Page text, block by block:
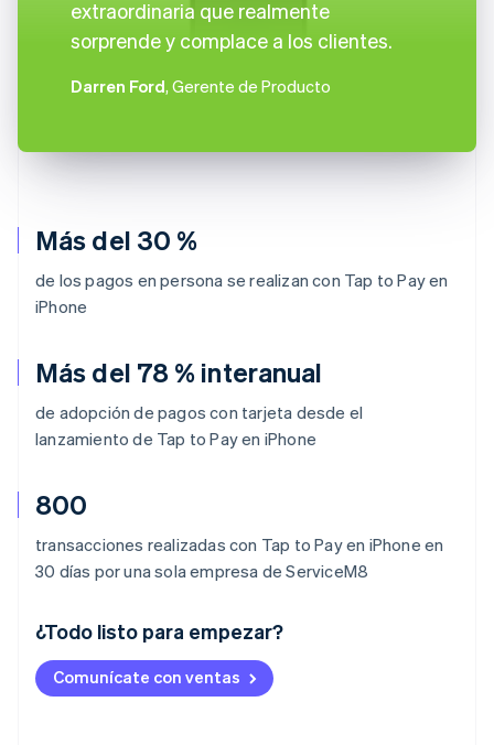
Más del 30 %
de los pagos en persona se realizan con Tap to Pay en
iPhone
Más del 78 % interanual
de adopción de pagos con tarjeta desde el
lanzamiento de Tap to Pay en iPhone
800
transacciones realizadas con Tap to Pay en iPhone en
30 días por una sola empresa de ServiceM8
¿Todo listo para empezar?
Comunícate con ventas
extraordinaria que realmente
sorprende y complace a los clientes.
Darren Ford, Gerente de Producto
Alemania
DeutschEnglish
Australia